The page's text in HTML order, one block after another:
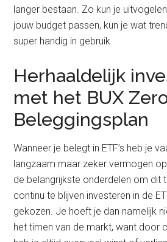
langer bestaan. Zo kun je
jouw budget passen, kun je wat
super handig in gebruik.
Herhaaldelijk
met het BUX
Beleggingsplan
Wanneer je belegt in ETF’s heb je
langzaam maar zeker vermogen
de belangrijkste onderdelen om dit
continu te blijven investeren in de
gekozen. Je hoeft je dan namelijk
het timen van de markt, want door